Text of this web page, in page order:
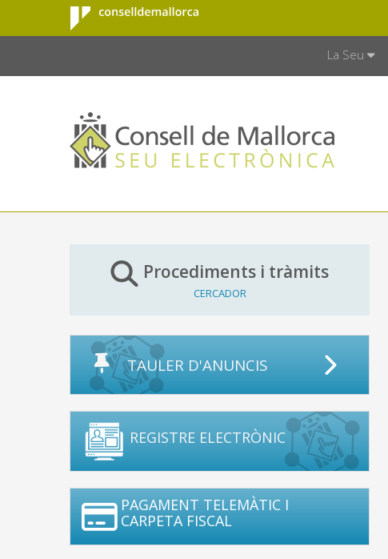
Salta al contingut principal
Consell de
Mallorca
La Seu
Procediments i tràmits
CERCADOR
TAULER D'ANUNCIS
REGISTRE ELECTRÒNIC
PAGAMENT TELEMÀTIC I
CARPETA FISCAL